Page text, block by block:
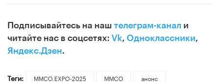
Подписывайтесь на наш телеграм-канал и
читайте нас в соцсетях: Vk, Одноклассники,
Яндекс.Дзен.
Теги: ММСО.EXPO-2025 ММСО анонс